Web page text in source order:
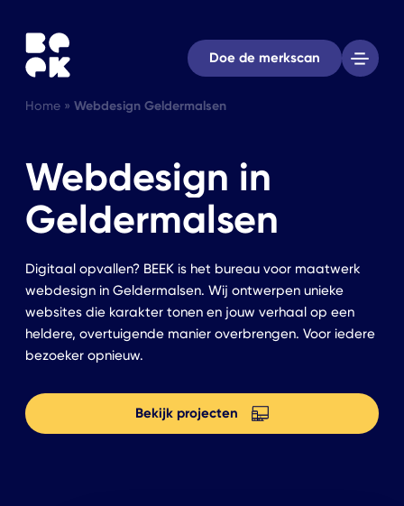
Doe de merkscan
Home » Webdesign Geldermalsen
Webdesign in
Geldermalsen
Digitaal opvallen? BEEK is het bureau voor maatwerk
webdesign in Geldermalsen. Wij ontwerpen unieke
websites die karakter tonen en jouw verhaal op een
heldere, overtuigende manier overbrengen. Voor iedere
bezoeker opnieuw.
Bekijk projecten